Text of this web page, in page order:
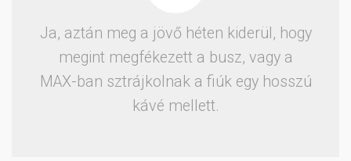
Ja, aztán meg a jövő héten kiderül, hogy
megint megfékezett a busz, vagy a
MAX-ban sztrájkolnak a fiúk egy hosszú
kávé mellett.